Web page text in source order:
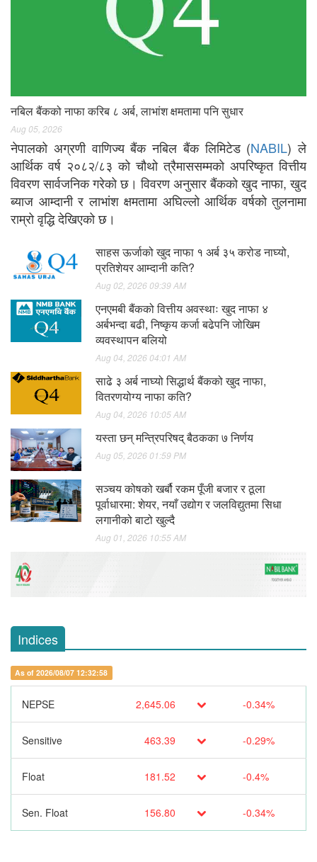
नबिल बैंकको नाफा करिब ८ अर्ब, लाभांश क्षमतामा पनि सुधार
Aug 05, 2026
नेपालको अग्रणी वाणिज्य बैंक नबिल बैंक लिमिटेड (NABIL) ले
आर्थिक वर्ष २०८२/८३ को चौथो त्रैमाससम्मको अपरिष्कृत वित्तीय
विवरण सार्वजनिक गरेको छ। विवरण अनुसार बैंकको खुद नाफा, खुद
ब्याज आम्दानी र लाभांश क्षमतामा अघिल्लो आर्थिक वर्षको तुलनामा
राम्रो वृद्धि देखिएको छ।
साहस ऊर्जाको खुद नाफा १ अर्ब ३५ करोड नाघ्यो,
प्रतिशेयर आम्दानी कति?
Aug 02, 2026 09:39 AM
एनएमबी बैंकको वित्तीय अवस्थाः खुद नाफा ४
अर्बभन्दा बढी, निष्कृय कर्जा बढेपनि जोखिम
व्यवस्थापन बलियो
Aug 04, 2026 04:01 AM
साढे ३ अर्ब नाघ्यो सिद्धार्थ बैंकको खुद नाफा,
वितरणयोग्य नाफा कति?
Aug 04, 2026 10:05 AM
यस्ता छन् मन्त्रिपरिषद् बैठकका ७ निर्णय
Aug 05, 2026 01:59 PM
सञ्चय कोषको खर्बौ रकम पूँजी बजार र ठूला
पूर्वाधारमा: शेयर, नयाँ उद्योग र जलविद्युतमा सिधा
लगानीको बाटो खुल्दै
Aug 01, 2026 10:55 AM
Indices
As of 2026/08/07 12:32:58
NEPSE 2,645.06 -0.34%
Sensitive 463.39 -0.29%
Float 181.52 -0.4%
Sen. Float 156.80 -0.34%